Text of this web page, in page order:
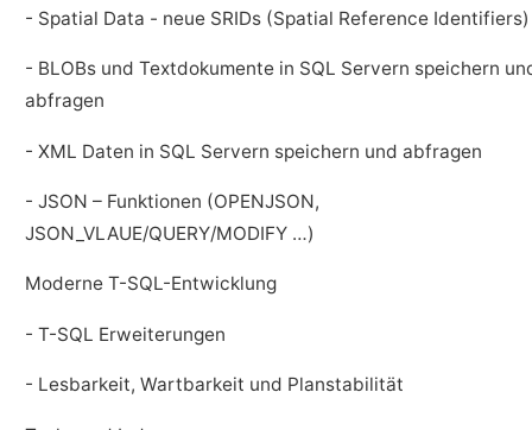
- Spatial Data - neue SRIDs (Spatial Reference Identifiers)
- BLOBs und Textdokumente in SQL Servern speichern
abfragen
- XML Daten in SQL Servern speichern und abfragen
- JSON – Funktionen (OPENJSON,
JSON_VLAUE/QUERY/MODIFY …)
Moderne T-SQL-Entwicklung
- T-SQL Erweiterungen
- Lesbarkeit, Wartbarkeit und Planstabilität